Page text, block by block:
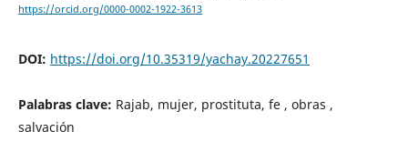
https://orcid.org/0000-0002-1922-3613
DOI: https://doi.org/10.35319/yachay.20227651
Palabras clave: Rajab, mujer, prostituta, fe , obras ,
salvación